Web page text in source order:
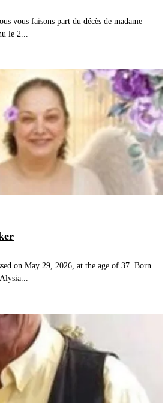
vous faisons part du décès de madame
le 2...
on May 29, 2026, at the age of 37. Born